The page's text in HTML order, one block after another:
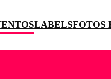
LABELSFOTOS